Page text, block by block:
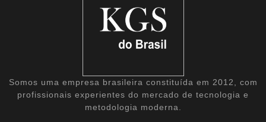
Somos uma empresa brasileira constituída em 2012, com
profissionais experientes do mercado de tecnologia e
metodologia moderna.